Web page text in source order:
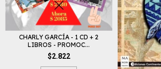
CHARLY GARCÍA - 1 CD + 2
LIBROS - PROMOC...
$2.822